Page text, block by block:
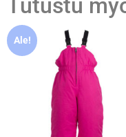
Tutustu
Ale!